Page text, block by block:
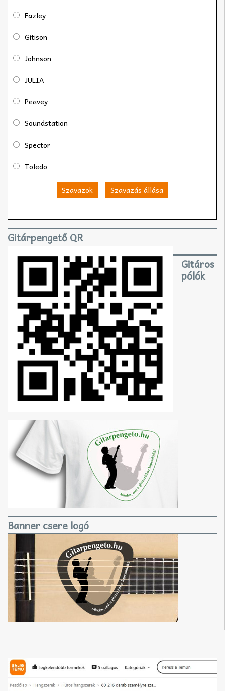
Fazley
Gitison
Johnson
JULIA
Peavey
Soundstation
Spector
Toledo
Szavazok Szavazás állása
Gitárpengető QR
Gitáros
pólók
Banner csere logó